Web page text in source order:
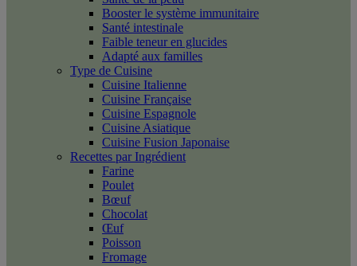
Booster le système immunitaire
Santé intestinale
Faible teneur en glucides
Adapté aux familles
Type de Cuisine
Cuisine Italienne
Cuisine Française
Cuisine Espagnole
Cuisine Asiatique
Cuisine Fusion Japonaise
Recettes par Ingrédient
Farine
Poulet
Bœuf
Chocolat
Œuf
Poisson
Fromage